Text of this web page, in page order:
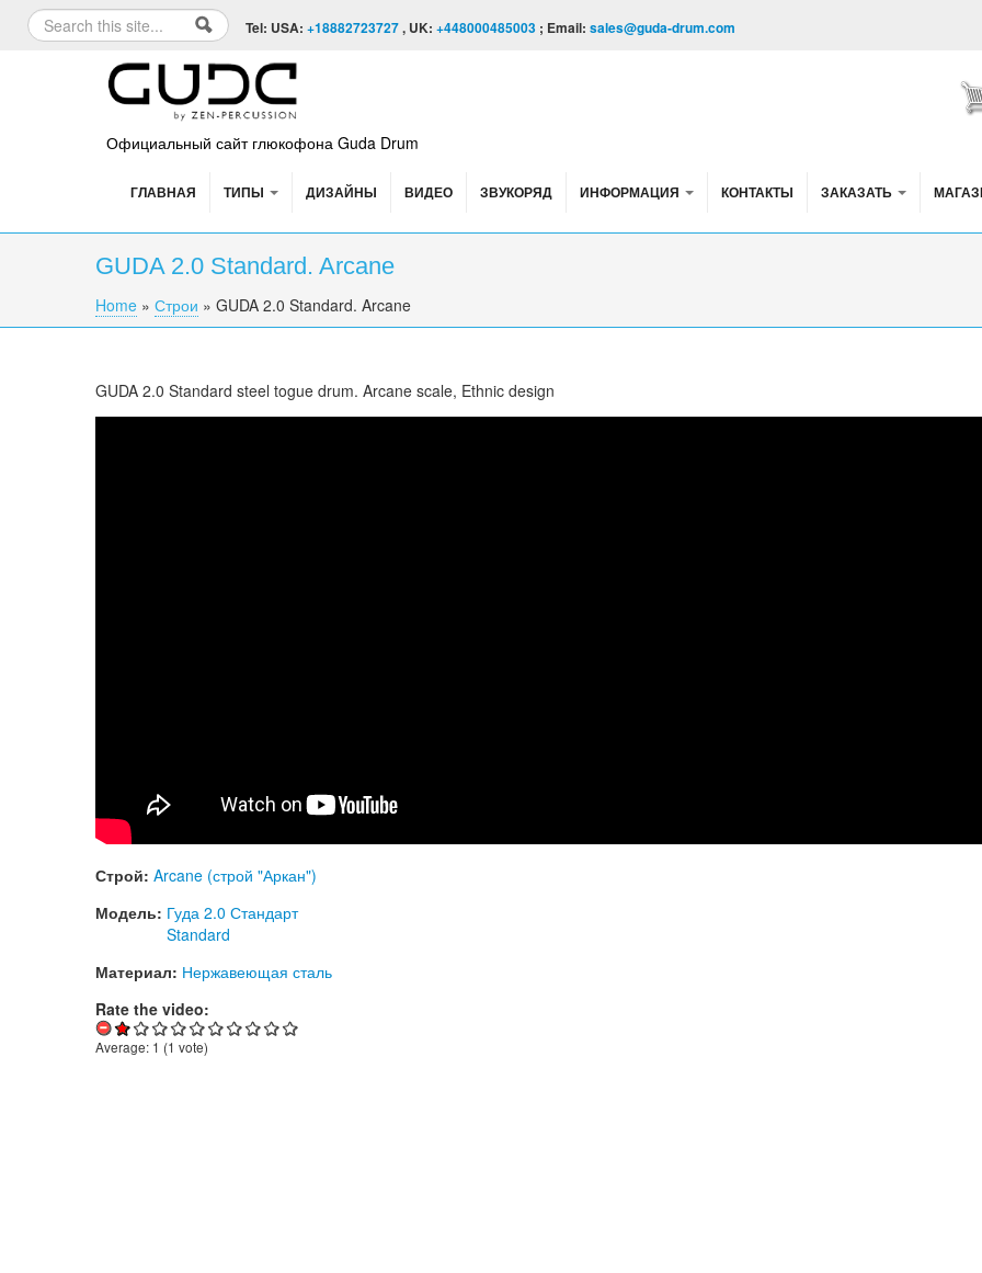
Skip to content
Skip to navigation
Search form
Search Tel: USA: +18882723727, UK: +448000485003 ; Email: sales@guda-drum.com
Официальный сайт глюкофона Guda Drum
ГЛАВНАЯ ТИПЫ ДИЗАЙНЫ ВИДЕО ЗВУКОРЯД ИНФОРМАЦИЯ КОНТАКТЫ ЗАКАЗАТЬ
GUDA 2.0 Standard. Arcane
You are here
Home » Строи » GUDA 2.0 Standard. Arcane
GUDA 2.0 Standard steel togue drum. Arcane scale, Ethnic design
Строй: Arcane (строй "Аркан")
Модель: Гуда 2.0 Стандарт
Standard
Материал: Нержавеющая сталь
Rate the video:
Average: 1 (1 vote)